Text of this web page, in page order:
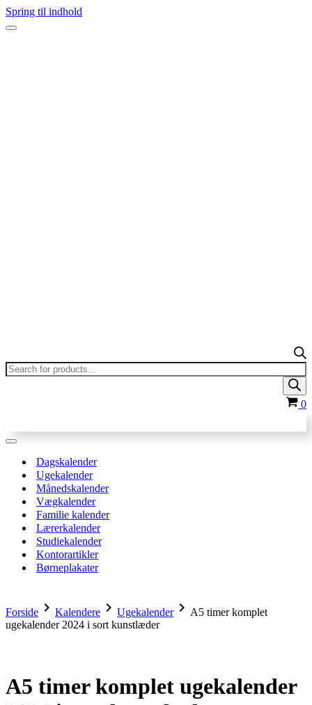
Spring til indhold
Navigation
Products
search
0
Navigation
Dagskalender
Ugekalender
Månedskalender
Vægkalender
Familie kalender
Lærerkalender
Studiekalender
Kontorartikler
Børneplakater
Forside chevron_right Kalendere chevron_right Ugekalenderchevron_right A5 timer komplet
ugekalender 2024 i sort kunstlæder
A5 timer komplet ugekalender